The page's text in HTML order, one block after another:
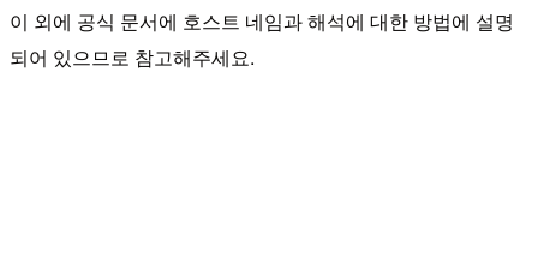
이 외에 공식 문서에 호스트 네임과 해석에 대한 방법에 설명
되어 있으므로 참고해주세요.